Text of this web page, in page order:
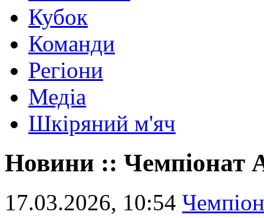
Кубок
Команди
Регіони
Медіа
Шкіряний м'яч
Новини ::
17.03.2026, 10:54